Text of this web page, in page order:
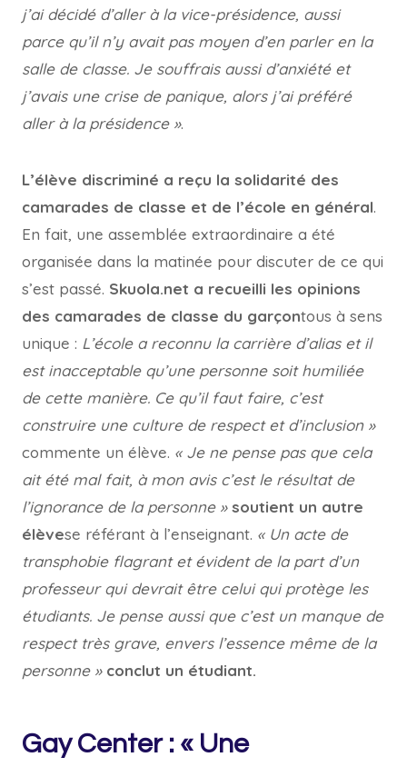
j’ai décidé d’aller à la vice-présidence, aussi
parce qu’il n’y avait pas moyen d’en parler en la
salle de classe. Je souffrais aussi d’anxiété et
j’avais une crise de panique, alors j’ai préféré
aller à la présidence ».
L’élève discriminé a reçu la solidarité des
camarades de classe et de l’école en général.
En fait, une assemblée extraordinaire a été
organisée dans la matinée pour discuter de ce qui
s’est passé. Skuola.net a recueilli les opinions
des camarades de classe du garçontous à sens
unique : L’école a reconnu la carrière d’alias et il
est inacceptable qu’une personne soit humiliée
de cette manière. Ce qu’il faut faire, c’est
construire une culture de respect et d’inclusion »
commente un élève. « Je ne pense pas que cela
ait été mal fait, à mon avis c’est le résultat de
l’ignorance de la personne » soutient un autre
élèvese référant à l’enseignant. « Un acte de
transphobie flagrant et évident de la part d’un
professeur qui devrait être celui qui protège les
étudiants. Je pense aussi que c’est un manque de
respect très grave, envers l’essence même de la
personne »conclut un étudiant.
Gay Center : « Une